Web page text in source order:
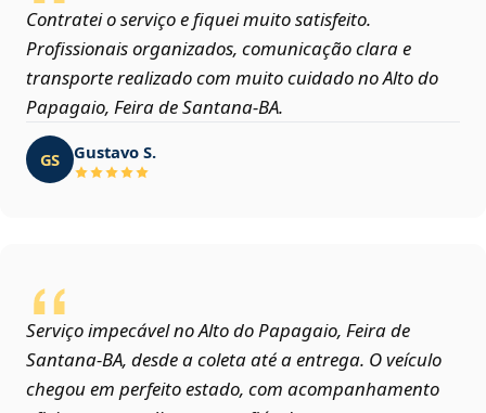
Contratei o serviço e fiquei muito satisfeito.
Profissionais organizados, comunicação clara e
transporte realizado com muito cuidado no Alto do
Papagaio, Feira de Santana‑BA.
GS Gustavo S.
Serviço impecável no Alto do Papagaio, Feira de
Santana‑BA, desde a coleta até a entrega. O veículo
chegou em perfeito estado, com acompanhamento